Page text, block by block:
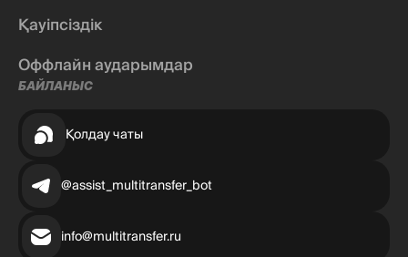
Қауіпсіздік
Оффлайн аударымдар
БАЙЛАНЫС
Қолдау чаты
@assist_multitransfer_bot
info@multitransfer.ru